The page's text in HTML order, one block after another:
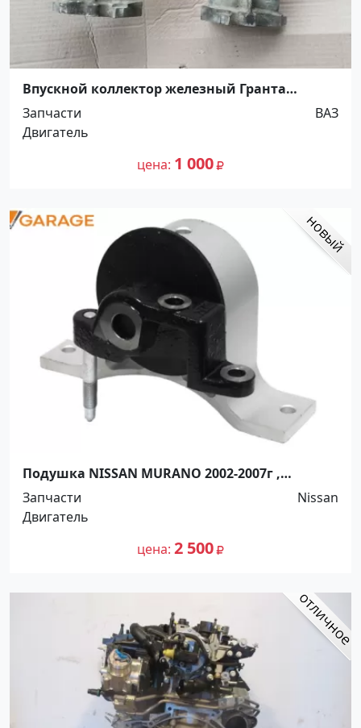
Впускной коллектор железный Гранта
Калина Датсун Краснодар
Запчасти
ВАЗ
Двигатель
цена 1 000
Подушка NISSAN MURANO 2002-2007г ,
MAXIMA , TEANA 2003-2008г , PRESAGE 2003-
2009г Краснодар
Запчасти
Nissan
Двигатель
цена 2 500